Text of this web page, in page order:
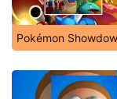
Pokémon